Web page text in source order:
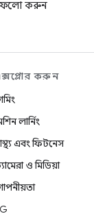
ফলো করুন
করুন
লার্নিং
এবং ফিটনেস
ও মিডিয়া